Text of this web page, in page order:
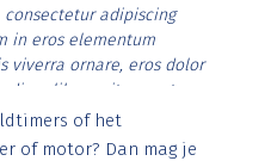
adipiscing
in eros elementum
viverra ornare, eros dolor
diam libero vitae erat.
cursus id rutrum lorem
risus tristique posuere.
of het
of motor? Dan mag je